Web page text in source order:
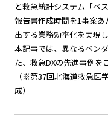
と救急統計システム「ベ
報告書作成時間を1事案
出する業務効率化を実現し
本記事では、異なるベン
た、救急DXの先進事例を
（※第37回北海道救急医
成）